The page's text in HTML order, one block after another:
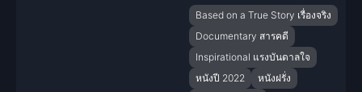
Based on a True Story เรื่องจริง
Documentary สารคดี
Inspirational แรงบันดาลใจ
หนังปี 2022
หนังฝรั่ง